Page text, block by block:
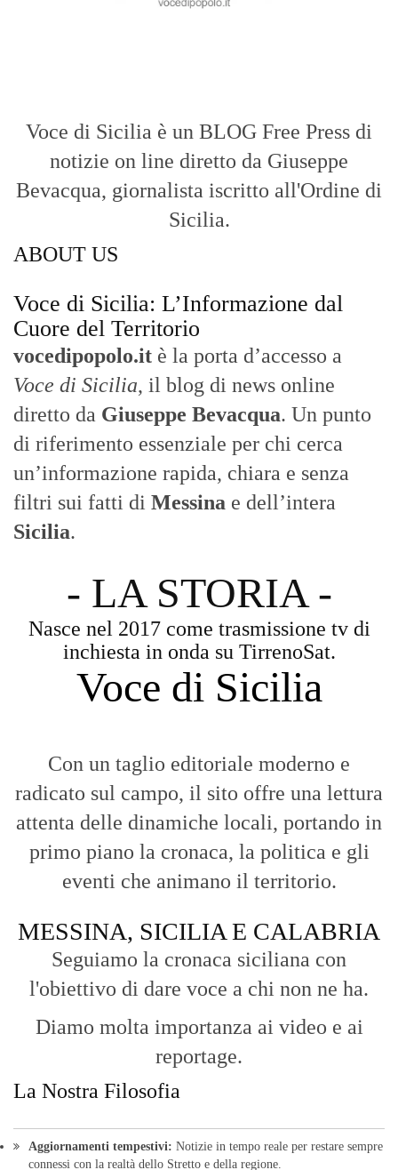
Voce di Sicilia è un BLOG Free Press di
notizie on line diretto da Giuseppe
Bevacqua, giornalista iscritto all'Ordine di
Sicilia.
ABOUT US
Voce di Sicilia: L’Informazione dal
Cuore del Territorio
vocedipopolo.it è la porta d’accesso a
Voce di Sicilia, il blog di news online
diretto da Giuseppe Bevacqua. Un punto
di riferimento essenziale per chi cerca
un’informazione rapida, chiara e senza
filtri sui fatti di Messina e dell’intera
Sicilia.
- LA STORIA -
Nasce nel 2017 come trasmissione tv di
inchiesta in onda su TirrenoSat.
Voce di Sicilia
Con un taglio editoriale moderno e
radicato sul campo, il sito offre una lettura
attenta delle dinamiche locali, portando in
primo piano la cronaca, la politica e gli
eventi che animano il territorio.
MESSINA, SICILIA E CALABRIA
Seguiamo la cronaca siciliana con
l'obiettivo di dare voce a chi non ne ha.
Diamo molta importanza ai video e ai
reportage.
La Nostra Filosofia
Aggiornamenti tempestivi: Notizie in tempo reale per restare sempre
connessi con la realtà dello Stretto e della regione.